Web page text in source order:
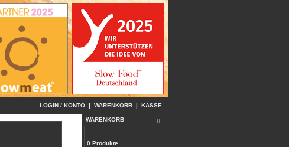
LOGIN / KONTO | WARENKORB | KASSE
WARENKORB
0 Produkte